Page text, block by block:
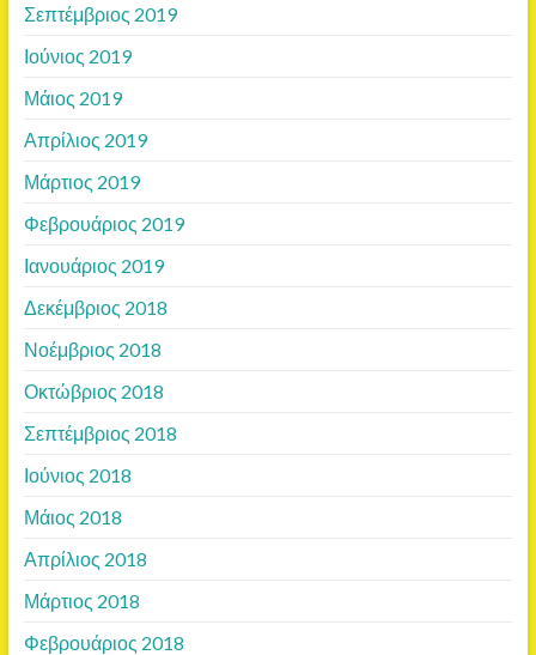
Σεπτέμβριος 2019
Ιούνιος 2019
Μάιος 2019
Απρίλιος 2019
Μάρτιος 2019
Φεβρουάριος 2019
Ιανουάριος 2019
Δεκέμβριος 2018
Νοέμβριος 2018
Οκτώβριος 2018
Σεπτέμβριος 2018
Ιούνιος 2018
Μάιος 2018
Απρίλιος 2018
Μάρτιος 2018
Φεβρουάριος 2018